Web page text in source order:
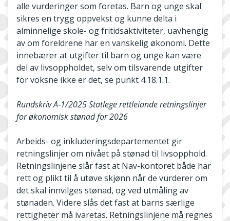
alle vurderinger som foretas. Barn og unge skal
sikres en trygg oppvekst og kunne delta i
alminnelige skole- og fritidsaktiviteter, uavhengig
av om foreldrene har en vanskelig økonomi. Dette
innebærer at utgifter til barn og unge kan være
del av livsoppholdet, selv om tilsvarende utgifter
for voksne ikke er det, se punkt 4.18.1.1.
Rundskriv A-1/2025 Statlege rettleiande retningslinjer
for økonomisk stønad for 2026
Arbeids- og inkluderingsdepartementet gir
retningslinjer om nivået på stønad til livsopphold.
Retningslinjene slår fast at Nav-kontoret både har
rett og plikt til å utøve skjønn når de vurderer om
det skal innvilges stønad, og ved utmåling av
stønaden. Videre slås det fast at barns særlige
rettigheter må ivaretas. Retningslinjene må regnes